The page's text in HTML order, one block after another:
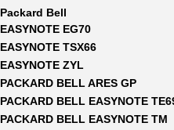
Packard Bell
EASYNOTE EG70
EASYNOTE TSX66
EASYNOTE ZYL
PACKARD BELL ARES GP
PACKARD BELL EASYNOTE
PACKARD BELL EASYNOTE TM